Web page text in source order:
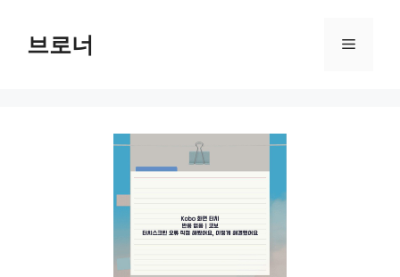
브로너 메